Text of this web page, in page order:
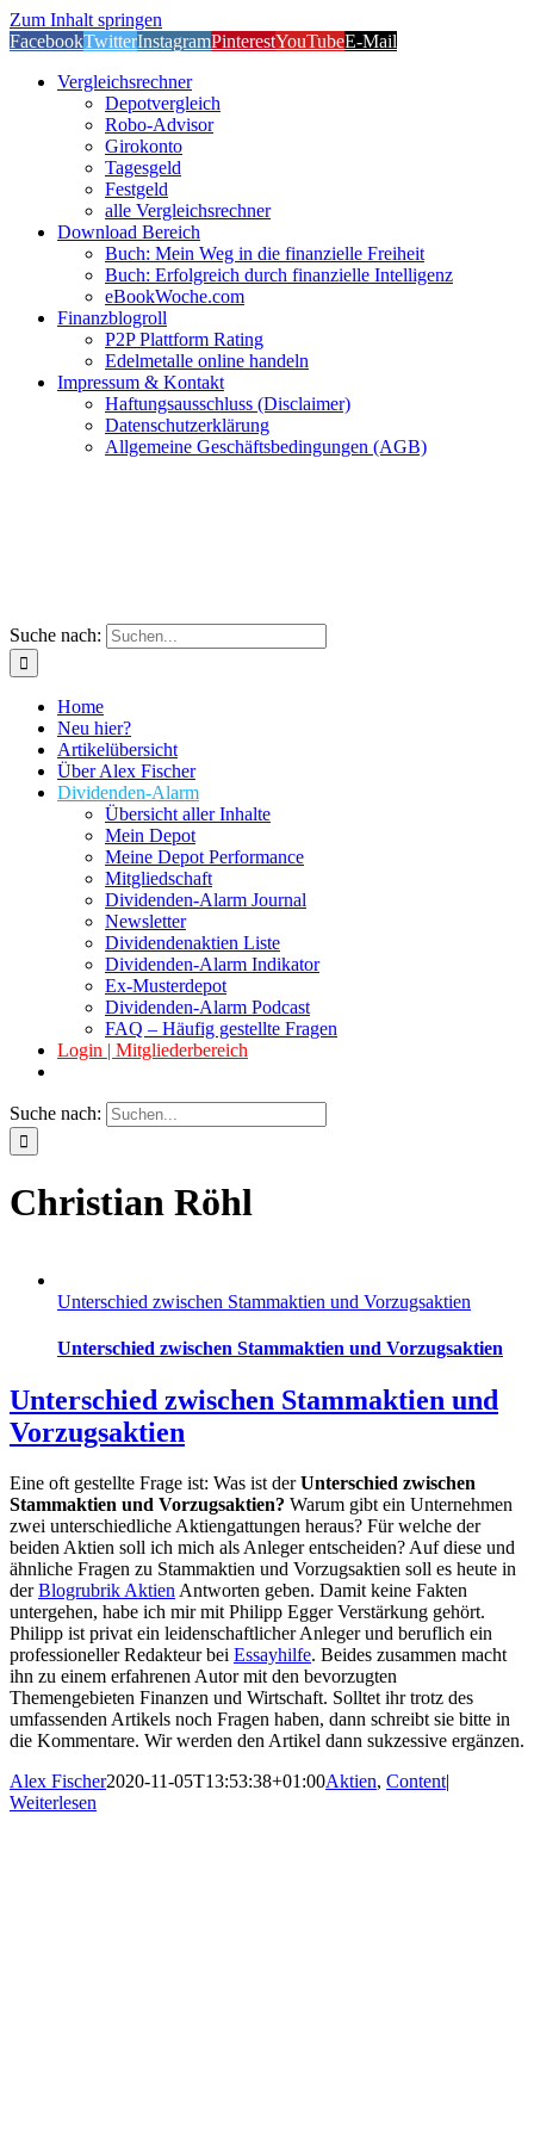
Zum Inhalt springen
FacebookTwitterInstagramPinterestYouTubeE-Mail
Vergleichsrechner
Depotvergleich
Robo-Advisor
Girokonto
Tagesgeld
Festgeld
alle Vergleichsrechner
Download Bereich
Buch: Mein Weg in die finanzielle Freiheit
Buch: Erfolgreich durch finanzielle Intelligenz
eBookWoche.com
Finanzblogroll
P2P Plattform Rating
Edelmetalle online handeln
Impressum & Kontakt
Haftungsausschluss (Disclaimer)
Datenschutzerklärung
Allgemeine Geschäftsbedingungen (AGB)
Suche nach:
Home
Neu hier?
Artikelübersicht
Über Alex Fischer
Dividenden-Alarm
Übersicht aller Inhalte
Mein Depot
Meine Depot Performance
Mitgliedschaft
Dividenden-Alarm Journal
Newsletter
Dividendenaktien Liste
Dividenden-Alarm Indikator
Ex-Musterdepot
Dividenden-Alarm Podcast
FAQ – Häufig gestellte Fragen
Login | Mitgliederbereich
Suche nach:
Christian Röhl
Unterschied zwischen Stammaktien und Vorzugsaktien
Unterschied zwischen Stammaktien und Vorzugsaktien
Unterschied zwischen Stammaktien und
Vorzugsaktien
Eine oft gestellte Frage ist: Was ist derUnterschied zwischen
Stammaktien und Vorzugsaktien? Warum gibt ein Unternehmen
zwei unterschiedliche Aktiengattungen heraus? Für welche der
beiden Aktien soll ich mich als Anleger entscheiden? Auf diese und
ähnliche Fragen zu Stammaktien und Vorzugsaktien soll es heute in
derBlogrubrik Aktien Antworten geben. Damit keine Fakten
untergehen, habe ich mir mit Philipp Egger Verstärkung gehört.
Philipp ist privat ein leidenschaftlicher Anleger und beruflich ein
professioneller Redakteur bei Essayhilfe. Beides zusammen macht
ihn zu einem erfahrenen Autor mit den bevorzugten
Themengebieten Finanzen und Wirtschaft. Solltet ihr trotz des
umfassenden Artikels noch Fragen haben, dann schreibt sie bitte in
die Kommentare. Wir werden den Artikel dann sukzessive ergänzen.
Alex Fischer2020-11-05T13:53:38+01:00Aktien, Content|
Weiterlesen